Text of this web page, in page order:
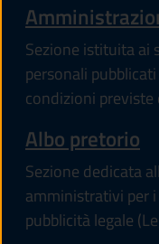
Sezione istituita ai
personali
condizioni
Albo pretorio
Sezione dedicata
amministrativi per
pubblicità legale